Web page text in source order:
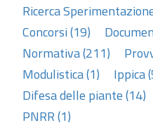
Ricerca
Concorsi (19)
Normativa (211)
Modulistica (1)
Ippica
Difesa delle piante (14)
PNRR (1)